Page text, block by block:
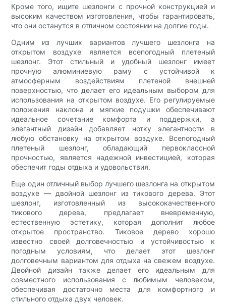
Кроме того, ищите шезлонги с прочной конструкцией и
высоким качеством изготовления, чтобы гарантировать,
что они останутся в отличном состоянии на долгие годы.
Одним из лучших вариантов лучшего шезлонга на
открытом воздухе является всепогодный плетеный
шезлонг. Этот стильный и удобный шезлонг имеет
прочную алюминиевую раму с устойчивой к
атмосферным воздействиям плетеной внешней
поверхностью, что делает его идеальным выбором для
использования на открытом воздухе. Его регулируемые
положения наклона и мягкие подушки обеспечивают
идеальное сочетание комфорта и поддержки, а
элегантный дизайн добавляет нотку элегантности в
любую обстановку на открытом воздухе. Всепогодный
плетеный шезлонг, обладающий первоклассной
прочностью, является надежной инвестицией, которая
обеспечит годы отдыха и удовольствия.
Еще один отличный выбор лучшего шезлонга на открытом
воздухе — двойной шезлонг из тикового дерева. Этот
шезлонг, изготовленный из высококачественного
тикового дерева, предлагает вневременную,
естественную эстетику, которая дополнит любое
открытое пространство. Тиковое дерево хорошо
известно своей долговечностью и устойчивостью к
погодным условиям, что делает этот шезлонг
долговечным вариантом для отдыха на свежем воздухе.
Двойной дизайн также делает его идеальным для
совместного использования с любимым человеком,
обеспечивая достаточно места для комфортного и
стильного отдыха двух человек.